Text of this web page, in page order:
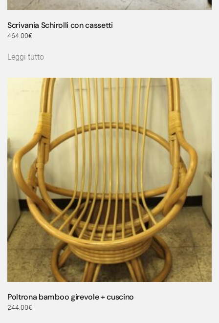
Scrivania Schirolli con cassetti
464.00€
Leggi tutto
Poltrona bamboo girevole + cuscino
244.00€